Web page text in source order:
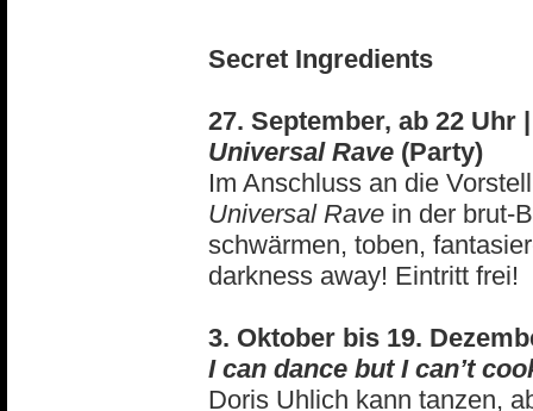
Secret Ingredients
27. September, ab 22
Universal Rave (Party)
Im Anschluss an die
Universal Rave in der brut-
schwärmen, toben,
darkness away! Eintritt frei!
3. Oktober bis 19.
I can dance but I can’t
Doris Uhlich kann tanzen,